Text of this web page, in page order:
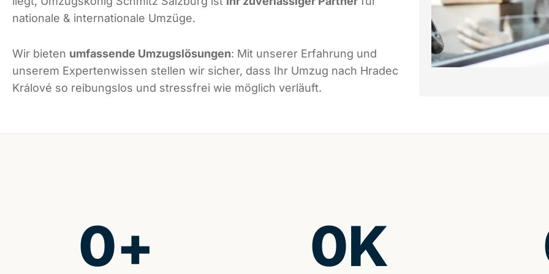
nationale & internationale Umzüge.
Wir bieten umfassende Umzugslösungen: Mit unserer Erfahrung und
unserem Expertenwissen stellen wir sicher, dass Ihr Umzug nach Hradec
Králové so reibungslos und stressfrei wie möglich verläuft.
0+ 0K